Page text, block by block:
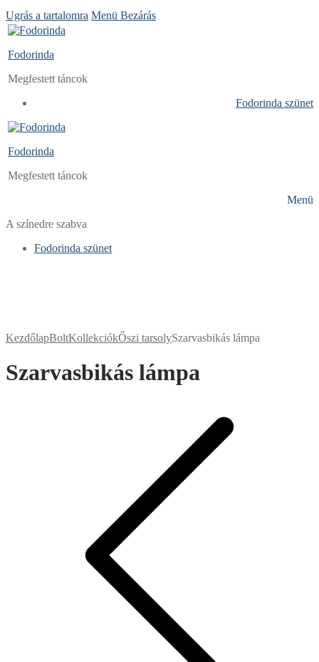
Ugrás a tartalomra Menü Bezárás
Fodorinda
Megfestett táncok
Fodorinda szünet
Fodorinda
Megfestett táncok
Menü
A színedre szabva
Fodorinda szünet
KezdőlapBoltKollekciókŐszi tarsolySzarvasbikás lámpa
Szarvasbikás lámpa